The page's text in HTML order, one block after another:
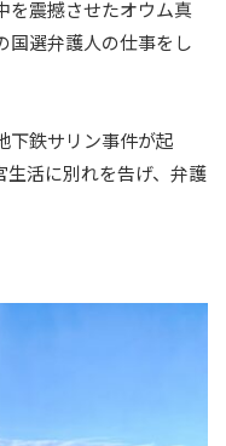
を震撼させたオウム真
国選弁護人の仕事をし
下鉄サリン事件が起
生活に別れを告げ、弁護